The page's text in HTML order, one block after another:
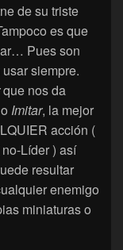
de su triste
es que
Pues son
siempre.
que nos da
Imitar, la mejor
acción (
Líder ) así
resultar
enemigo
miniaturas o